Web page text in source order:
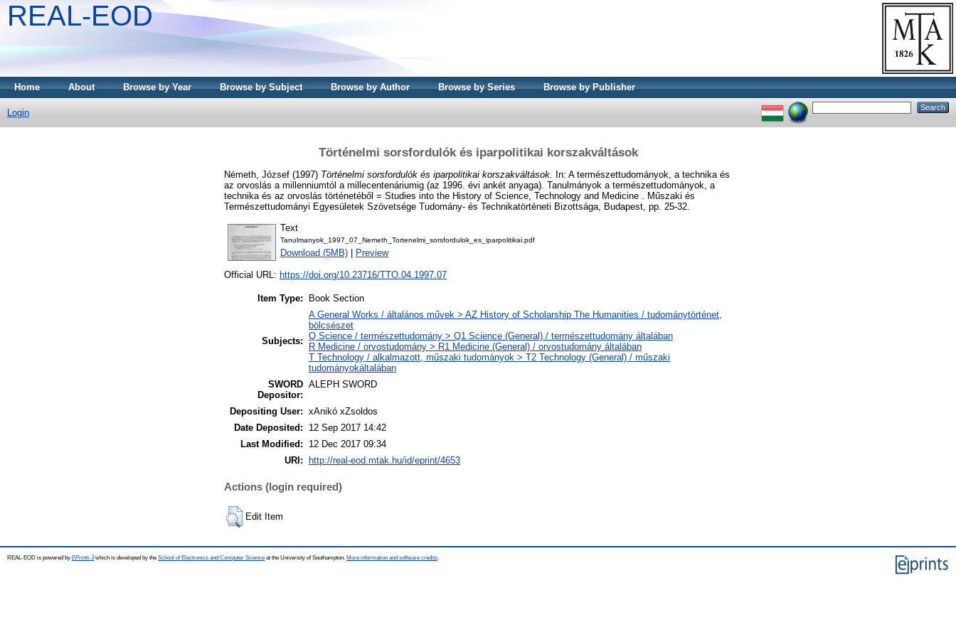
REAL-EOD
Home About Browse by Year Browse by Subject Browse by Author Browse by Series Browse by Publisher
Login
Történelmi sorsfordulók és iparpolitikai korszakváltások
Németh, József (1997) Történelmi sorsfordulók és iparpolitikai korszakváltások. In: A természettudományok, a technika és
az orvoslás a millenniumtól a millecentenáriumig (az 1996. évi ankét anyaga). Tanulmányok a természettudományok, a
technika és az orvoslás történetéből = Studies into the History of Science, Technology and Medicine . Műszaki és
Természettudományi Egyesületek Szövetsége Tudomány- és Technikatörténeti Bizottsága, Budapest, pp. 25-32.
Text
Tanulmanyok_1997_07_Nemeth_Tortenelmi_sorsfordulok_es_iparpolitikai.pdf
Download (5MB) Preview
Official URL: https://doi.org/10.23716/TTO.04.1997.07
Item Type: Book Section
Subjects:
A General Works / általános művek > AZ History of Scholarship The Humanities / tudománytörténet,
bölcsészet
Q Science / természettudomány > Q1 Science (General) / természettudomány általában
R Medicine / orvostudomány > R1 Medicine (General) / orvostudomány általában
T Technology / alkalmazott, műszaki tudományok > T2 Technology (General) / műszaki
tudományokáltalában
SWORD
Depositor:
ALEPH SWORD
Depositing User: xAnikó xZsoldos
Date Deposited:
12 Sep 2017 14:42
Last Modified:
12 Dec 2017 09:34
URI:
http://real-eod.mtak.hu/id/eprint/4653
Actions (login required)
Edit Item
REAL-EOD is powered by EPrints 3which is developed by the School of Electronics and Computer Science at the University of Southampton. More information and software credits